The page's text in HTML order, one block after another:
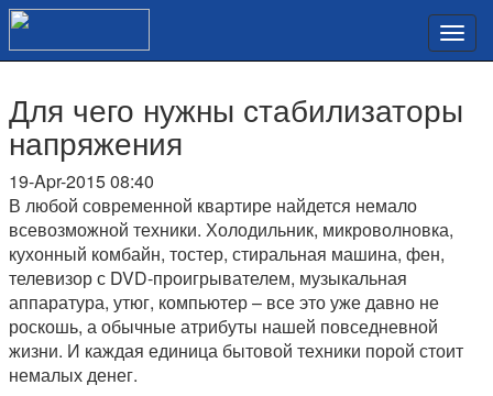
Для чего нужны стабилизаторы
напряжения
19-Apr-2015 08:40
В любой современной квартире найдется немало
всевозможной техники. Холодильник, микроволновка,
кухонный комбайн, тостер, стиральная машина, фен,
телевизор с DVD-проигрывателем, музыкальная
аппаратура, утюг, компьютер – все это уже давно не
роскошь, а обычные атрибуты нашей повседневной
жизни. И каждая единица бытовой техники порой стоит
немалых денег.